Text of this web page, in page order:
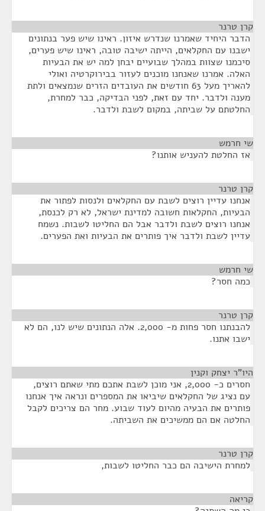
קרן טרנר
הדבר היחיד שאמרנו שנדרש איזון. ראינו שיש פער בנתונים
ישבנו עם החקלאים, הייתה ישיבה טובה, ראינו שיש פערים,
סיכמנו שצוות במהלך שבועיים יבחן למה יש את הבעיות
האלה. אמרנו שאנחנו מוכנים לעזור בבירוקרטיה ואולי
להאריך מעל 63 חודשים את העובדים הזרים שנמצאים ולתת
מענה ולדבר. יחד עם זאת, לפני הבדיקה, כבר למחרת,
החלטתם על שביתה, במקום לשבת ולדבר.
שי חרמש
אז החלטת להעניש אותנו?
קרן טרנר
אנחנו עדיין רוצים לשבת עם החקלאים ולנסות לפתור את
הבעיות, החקלאות חשובה למדינת ישראל, לא רק לכנסת,
אנחנו רוצים לשבת ולדבר אבל הם החליטו לשבות. נשמח
עדיין לשבת ולדבר איך פותרים את הבעיות ואת הפערים.
שי חרמש
כמה חסר?
קרן טרנר
להבנתנו חסר פחות מ- 2,000. אלה הנתונים שיש לנו, הם לא
ישבו אתנו.
היו"ר יצחק וקנין
חסרים כ- 2,000, אני מוכן לשבת אתכם מתי שאתם רוצים,
עם נציג של החקלאים שיביאו את המספרים ונראה איך אנחנו
פותרים את הבעיה מהיום לעוד שבוע. מחר הם צריכים לקבל
החלטה אם הם ממשיכים את השביתה.
קרן טרנר
למחרת הישיבה הם כבר החליטו לשבות,
קריאה